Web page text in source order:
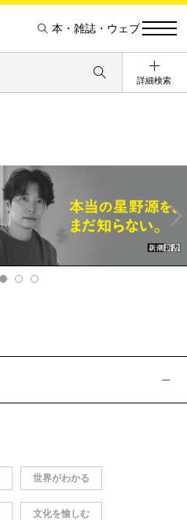
本・雑誌・ウェブ
詳細検索
Ne
xt
世界がわかる
文化を愉しむ